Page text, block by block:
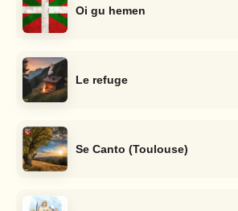
Oi gu hemen
Le refuge
Se Canto (Toulouse)